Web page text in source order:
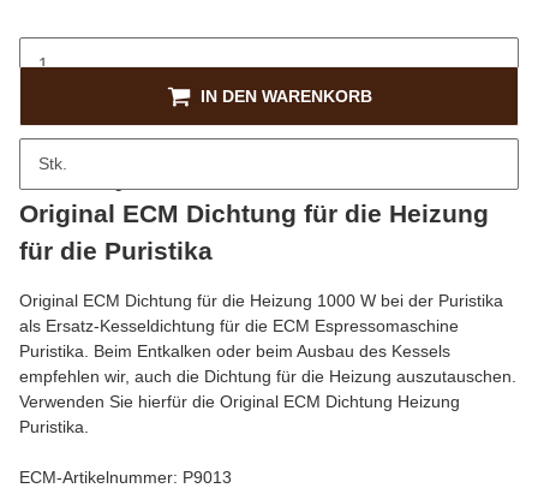
Stk.
IN DEN WARENKORB
Original ECM Dichtung für die Heizung
für die Puristika
Original ECM Dichtung für die Heizung 1000 W bei der Puristika
als Ersatz-Kesseldichtung für die ECM Espressomaschine
Puristika. Beim Entkalken oder beim Ausbau des Kessels
empfehlen wir, auch die Dichtung für die Heizung auszutauschen.
Verwenden Sie hierfür die Original ECM Dichtung Heizung
Puristika.
ECM-Artikelnummer: P9013